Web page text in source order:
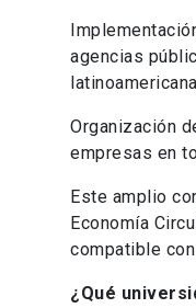
agencias
Organización
empresas en
Este amplio
Economía
compatible
¿Qué